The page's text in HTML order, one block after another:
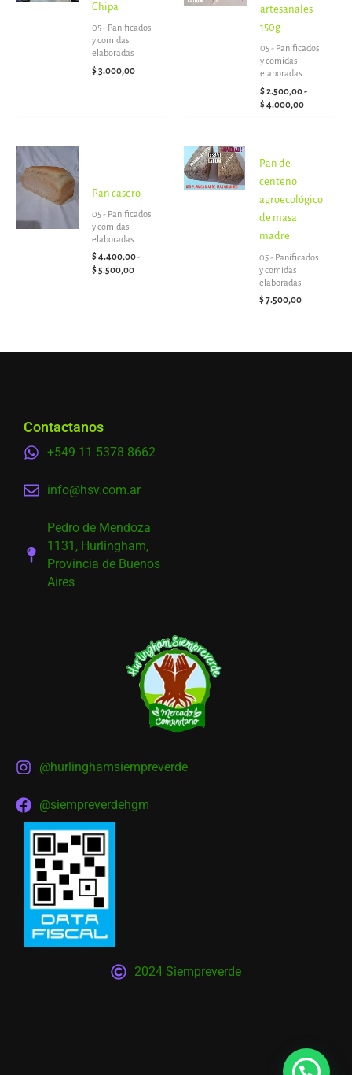
Chipa
05 - Panificados
y comidas
elaboradas
$3.000,00
artesanales
150g
05 - Panificados
y comidas
elaboradas
$2.500,00-
$4.000,00
$ 2.500,00
Pan casero
05 - Panificados
y comidas
elaboradas
$4.400,00-
$5.500,00
desde
hasta
Pan de
centeno
agroecológico
de masa
madre
05 - Panificados
y comidas
elaboradas
$7.500,00
Contactanos
+549 11 5378 8662
info@hsv.com.ar
Pedro de Mendoza
1131, Hurlingham,
Provincia de Buenos
Aires
@hurlinghamsiempreverde
@siempreverdehgm
2024 Siempreverde